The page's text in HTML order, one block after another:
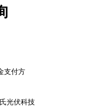
支付方
光伏科技